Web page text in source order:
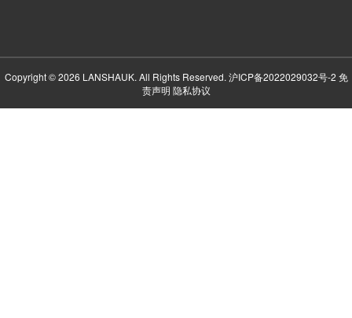
Copyright © 2026 LANSHAUK. All Rights Reserved. 沪ICP备2022029032号-2 免
责声明 隐私协议